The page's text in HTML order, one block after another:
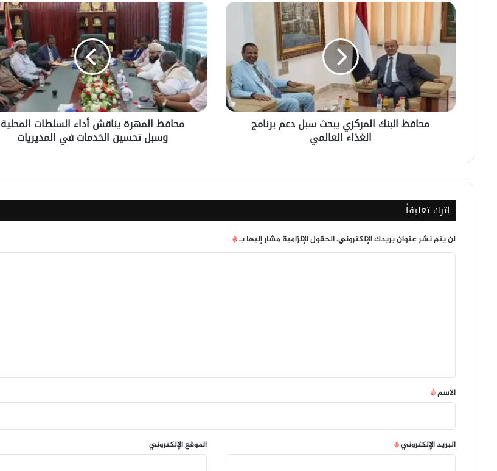
محافظ
البنك
المركزي
يبحث
سبل
دعم
برنامج
الغذاء
العالمي
محافظ البنك المركزي يبحث سبل دعم برنامج
الغذاء العالمي
محافظ
المهرة
يناقش
أداء
السلطات
المحلية
وسبل
تحسين
الخدمات
محافظ المهرة يناقش أداء السلطات المحلية
وسبل تحسين الخدمات في المديريات
اترك تعليقاً
لن يتم نشر عنوان بريدك الإلكتروني.الحقول الإلزامية مشار إليها بـ*
*
الاسم*
البريد الإلكتروني* الموقع الإلكتروني